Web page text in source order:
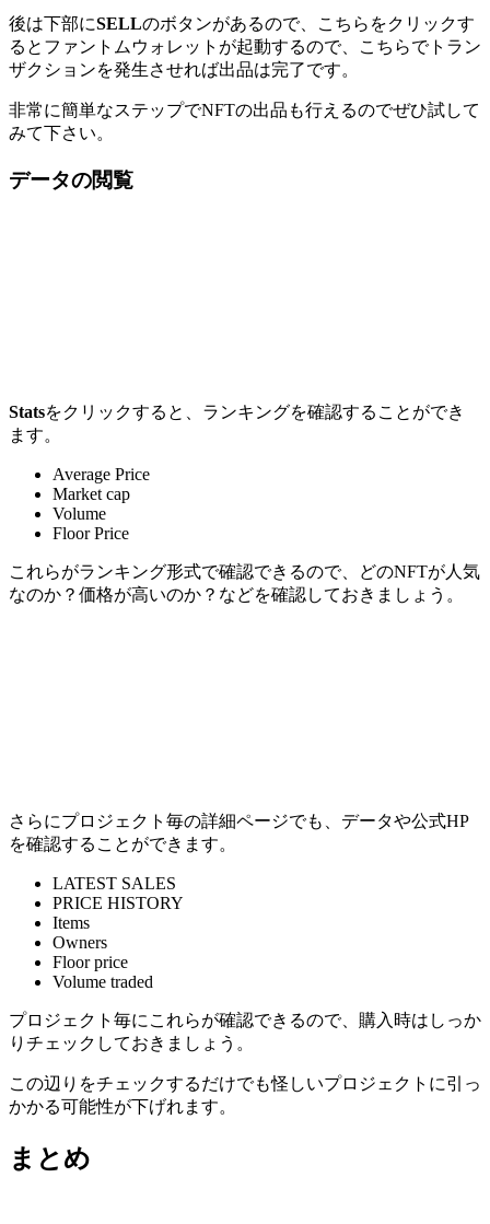
後は下部にSELLのボタンがあるので、こちらをクリックす
るとファントムウォレットが起動するので、こちらでトラン
ザクションを発生させれば出品は完了です。
非常に簡単なステップでNFTの出品も行えるのでぜひ試して
みて下さい。
データの閲覧
Statsをクリックすると、ランキングを確認することができ
ます。
Average Price
Market cap
Volume
Floor Price
これらがランキング形式で確認できるので、どのNFTが人気
なのか？価格が高いのか？などを確認しておきましょう。
さらにプロジェクト毎の詳細ページでも、データや公式HP
を確認することができます。
LATEST SALES
PRICE HISTORY
Items
Owners
Floor price
Volume traded
プロジェクト毎にこれらが確認できるので、購入時はしっか
りチェックしておきましょう。
この辺りをチェックするだけでも怪しいプロジェクトに引っ
かかる可能性が下げれます。
まとめ